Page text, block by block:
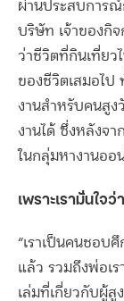
ผ่านประสบการณ์
บริษัท เจ้าของกิจ
ว่าชีวิตที่กินเที่ยว
ของชีวิตเสมอไป
งานสำหรับคนสูง
งานได้ ซึ่งหลังจ
ในกลุ่มหางานออ
เพราะเรามั่นใจ
“เราเป็นคนชอบ
แล้ว รวมถึงพ่อเ
เล่มที่เกี่ยวกับผู้สู